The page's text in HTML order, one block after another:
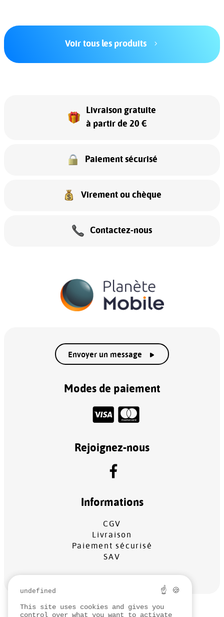
Voir tous les produits
Livraison gratuite
à partir de 20 €
Paiement sécurisé
Virement ou chèque
Contactez-nous
Envoyer un message
Modes de paiement
Rejoignez-nous
Informations
CGV
Livraison
Paiement sécurisé
SAV
MENTIONS LÉGALES
undefined ☝ 🍪
This site uses cookies and gives you
control over what you want to activate